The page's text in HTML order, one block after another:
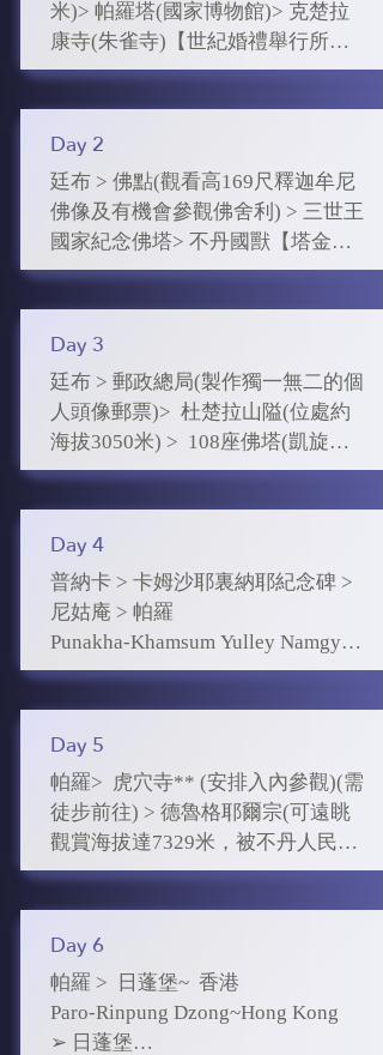
米)> 帕羅塔(國家博物館)> 克楚拉
康寺(朱雀寺)【世紀婚禮舉行所在
地】> 大昭寺 > 廷布
Dzong(National Museum)-Kyichu
Lhakhang-Jokhang Lhakhang-
Thimphu
是日凌晨集合於香港國際機場集
合，乘客機飛往不丹王國西部的一
座城市，也是帕羅宗的首府~帕羅
。
➢ 帕羅
位於不丹西部的一座城市，曾是不
➢帕羅塔(國家博物館)
曾被用作瞭望塔，1968年被不丹政
府改為國家博物館，藏有多達3000
件藝術品及文物。
聖的寺院之一，寺廟內珍藏了許多
珍貴的宗教文物。克楚拉康寺是一
座雙寺廟建築，第一個寺廟建於638
年，而於1938年，AshiKesang王后
指導在這古寺廟旁建造了一座風格
相同的新寺院。此後，克楚拉康寺
不僅成了當地人民朝拜的神聖之地
之外，還成為不丹王室舉行慶典的
重要場所。寺廟內珍藏了許多珍貴
的宗教文物。香港藝人梁朝偉及劉
Day 2
廷布 > 佛點(觀看高169尺釋迦牟尼
佛像及有機會參觀佛舍利) > 三世王
國家紀念佛塔> 不丹國獸【塔金】
自然保護區 > Changlim ithang球場
工藝品街
Thimphu-Buddha Point(Big
Buddha)-National Memorial
Chorten-Motithang Takin Preserve-
Changlimithang Stadiun & Archery
Grounf -Bhutan Handicraft
Emporium and Authentic Bhutanese
Crafts Street
➢ 三世王國家紀念佛塔
原本是不丹第三代國王晉美‧多吉‧旺
績，現在是廷布人經常會前往做朝
拜的地方。
➢ 不丹國獸【塔金】自然保護區
是不丹唯一的動物園。「塔金」即
羊、角似鹿、體似牛、尾似驢，有
「四不像」之稱，是世上公認的稀
有動物，目前在不丹境內大約僅剩
Day 3
廷布 > 郵政總局(製作獨一無二的個
人頭像郵票)>  杜楚拉山隘(位處約
海拔3050米) >  108座佛塔(凱旋佛
塔) >  普納卡 (不丹古都)>  普納卡
Thimphu-General Postal Office-Do
Chula Pass-108 Druk Wanyal
Chorten-Punakha-Punakha
Dzong(Inernal Visit)
➢ 郵政總局
不丹是著名的郵票大國，其郵票的
設計、印制和材質等方面都很出
色，當中更可以製作專屬自己的個
人頭像郵票作為紀念。
➢108座佛塔
和平，祈求神靈的庇佑。佛塔主要
是以白色為主，每座的外表也相
似，構成壯觀的景像。如果天氣情
況許可，這裡更可遠眺喜馬拉雅山
Day 4
普納卡 > 卡姆沙耶裏納耶紀念碑 >
尼姑庵 > 帕羅
Punakha-Khamsum Yulley Namgyal
Choeten - Sangchen Dorji Lhundrup
➢卡姆沙耶裏納耶紀念碑
這座 4 層樓高的佛塔, 每個建造細節
都取自佛經, 而非現代建築技術,一
共花了 9 年的時間完全, 庇祐國家的
佛塔，它是唯一一座全部供奉各類
護法神的佛塔，是喜馬拉雅山國避
災避難的聖地，用來祈求不丹祥和
安寧。 塔頂的釋迦牟尼佛像據傳曾
開口說話。站在塔頂俯瞰整個普納
卡谷地的景色，美麗絕倫。
Day 5
帕羅>  虎穴寺** (安排入內參觀)(需
徒步前往) > 德魯格耶爾宗(可遠眺
觀賞海拔達7329米，被不丹人民稱
為聖山的珠穆拉里女神峰)> 體驗試
全包)> 帕羅
Paro-Taktshang Monastery(Internal
Visit)- Dzong-Traditional Costume
(KIRA & GHO)
Day 6
帕羅 >  日蓬堡~  香港
Paro-Rinpung Dzong~Hong Kong
➢ 日蓬堡